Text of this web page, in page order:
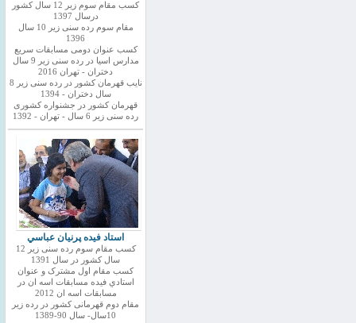
کسب مقام سوم زیر 12 سال کشور
درسال 1397
مقام سوم رده سنی زیر 10 سال
1396
کسب عنوان دومی مسابقات سریع
مدارس اسیا در رده سنی زیر 9 سال
دختران - تهران 2016
نایب قهرمان کشور در رده سنی زیر 8
سال دختران - 1394
قهرمان کشور در جشنواره کشوری
رده سنی زیر 6 سال - تهران - 1392
استاد فيده پرنيان عباسي
کسب مقام سوم رده سنی زیر 12
سال کشور در سال 1391
کسب مقام اول مشترک و عنوان
استادي فيده مسابقات اسه ان در
مسابقات اسه ان 2012
مقام دوم قهرمانی کشور در رده زیر
10سال- سال 90-1389